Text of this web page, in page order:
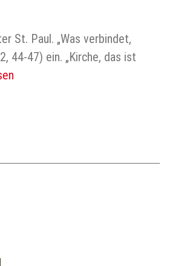
St. Paul. „Was verbindet,
44-47) ein. „Kirche, das ist